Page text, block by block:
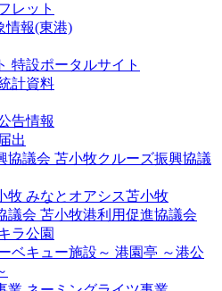
レット
情報(東港)
特設ポータルサイト
計資料
告情報
出
苫小牧クルーズ振興協議
みなとオアシス苫小牧
苫小牧港利用促進協議会
ラ公園
港園亭 ～港公